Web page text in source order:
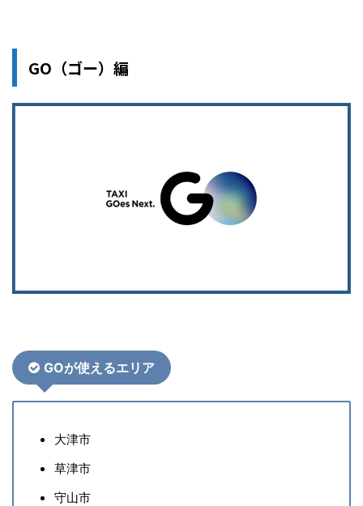
GO（ゴー）編
GOが使えるエリア
大津市
草津市
守山市